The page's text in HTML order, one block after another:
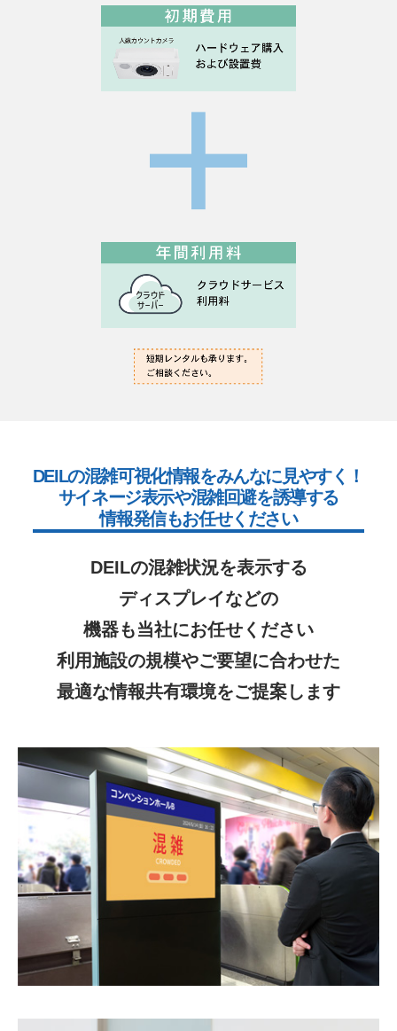
DEILの混雑可視化情報をみんなに見やすく！
サイネージ表示や混雑回避を誘導する
情報発信もお任せください
DEILの混雑状況を表示する
ディスプレイなどの
機器も当社にお任せください
利用施設の規模やご要望に合わせた
最適な情報共有環境をご提案します